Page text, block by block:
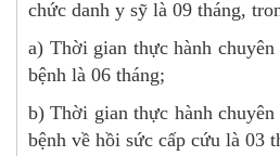
chức danh y sỹ là 09 tháng,
a) Thời gian thực hành
bệnh là 06 tháng;
b) Thời gian thực hành
bệnh về hồi sức cấp cứu là 03